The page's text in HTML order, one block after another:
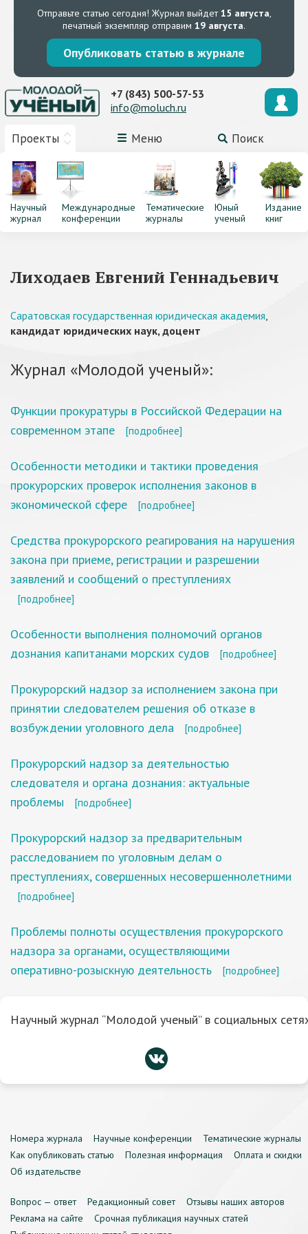
Отправьте статью сегодня! Журнал выйдет15 августа,
печатный экземпляр отправим 19 августа.
Опубликовать статью в журнале
Проекты Меню Поиск
+7 (843) 500-57-53
info@moluch.ru
Научный
журнал
Международные
конференции
Тематические
журналы
Юный
ученый
Издание
книг
Лиходаев Евгений Геннадьевич
Саратовская государственная юридическая академия,
кандидат юридических наук, доцент
Журнал «Молодой ученый»:
Функции прокуратуры в Российской Федерации на
современном этапе
[подробнее]
Особенности методики и тактики проведения
прокурорских проверок исполнения законов в
экономической сфере
[подробнее]
Средства прокурорского реагирования на нарушения
закона при приеме, регистрации и разрешении
заявлений и сообщений о преступлениях
[подробнее]
Особенности выполнения полномочий органов
дознания капитанами морских судов
[подробнее]
Прокурорский надзор за исполнением закона при
принятии следователем решения об отказе в
возбуждении уголовного дела
[подробнее]
Прокурорский надзор за деятельностью
следователя и органа дознания: актуальные
проблемы
[подробнее]
Прокурорский надзор за предварительным
расследованием по уголовным делам о
преступлениях, совершенных несовершеннолетними
[подробнее]
Проблемы полноты осуществления прокурорского
надзора за органами, осуществляющими
оперативно-розыскную деятельность
[подробнее]
Научный журнал “Молодой ученый” в социальных
Номера журнала Научные конференции
Тематические журналы
Как опубликовать статью
Полезная информация
Оплата и скидки
Об издательстве
Вопрос — ответ Редакционный совет
Отзывы наших авторов
Реклама на сайте
Срочная публикация научных статей